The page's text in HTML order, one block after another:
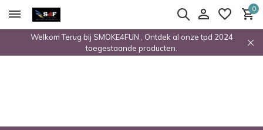
0
Welkom Terug bij SMOKE4FUN , Ontdek al onze tpd 2024
toegestaande producten.